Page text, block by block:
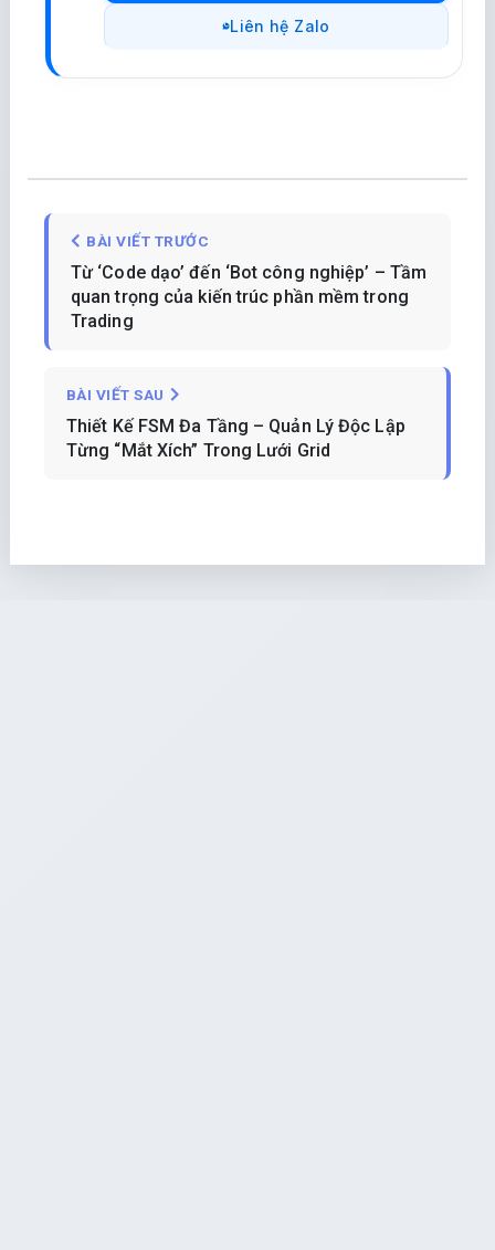
Liên hệ Zalo
BÀI VIẾT TRƯỚC
Từ ‘Code dạo’ đến ‘Bot công nghiệp’ – Tầm
quan trọng của kiến trúc phần mềm trong
Trading
BÀI VIẾT SAU
Thiết Kế FSM Đa Tầng – Quản Lý Độc Lập
Từng “Mắt Xích” Trong Lưới Grid